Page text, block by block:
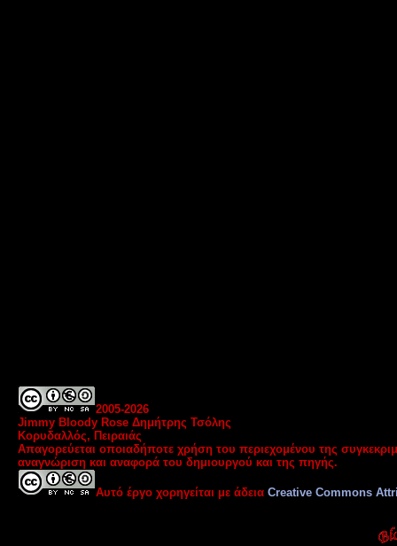
2005-2026
Jimmy Bloody Rose Δημήτρης Τσόλης
Κορυδαλλός, Πειραιάς
Απαγορεύεται οποιαδήποτε χρήση του περιεχομένου της
αναγνώριση και αναφορά του δημιουργού και της πηγής.
Αυτό έργο χορηγείται με άδεια Creative Commons